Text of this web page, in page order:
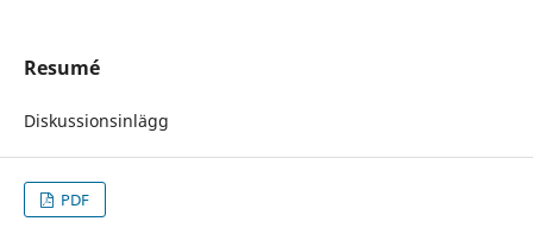
Resumé
Diskussionsinlägg
PDF